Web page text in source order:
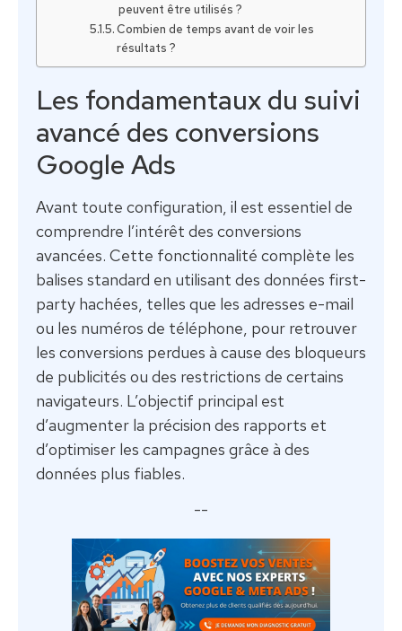
peuvent être utilisés ?
Combien de temps avant de voir les
résultats ?
Les fondamentaux du suivi
avancé des conversions
Google Ads
Avant toute configuration, il est essentiel de
comprendre l’intérêt des conversions
avancées. Cette fonctionnalité complète les
balises standard en utilisant des données first-
party hachées, telles que les adresses e-mail
ou les numéros de téléphone, pour retrouver
les conversions perdues à cause des bloqueurs
de publicités ou des restrictions de certains
navigateurs. L’objectif principal est
d’augmenter la précision des rapports et
d’optimiser les campagnes grâce à des
données plus fiables.
--